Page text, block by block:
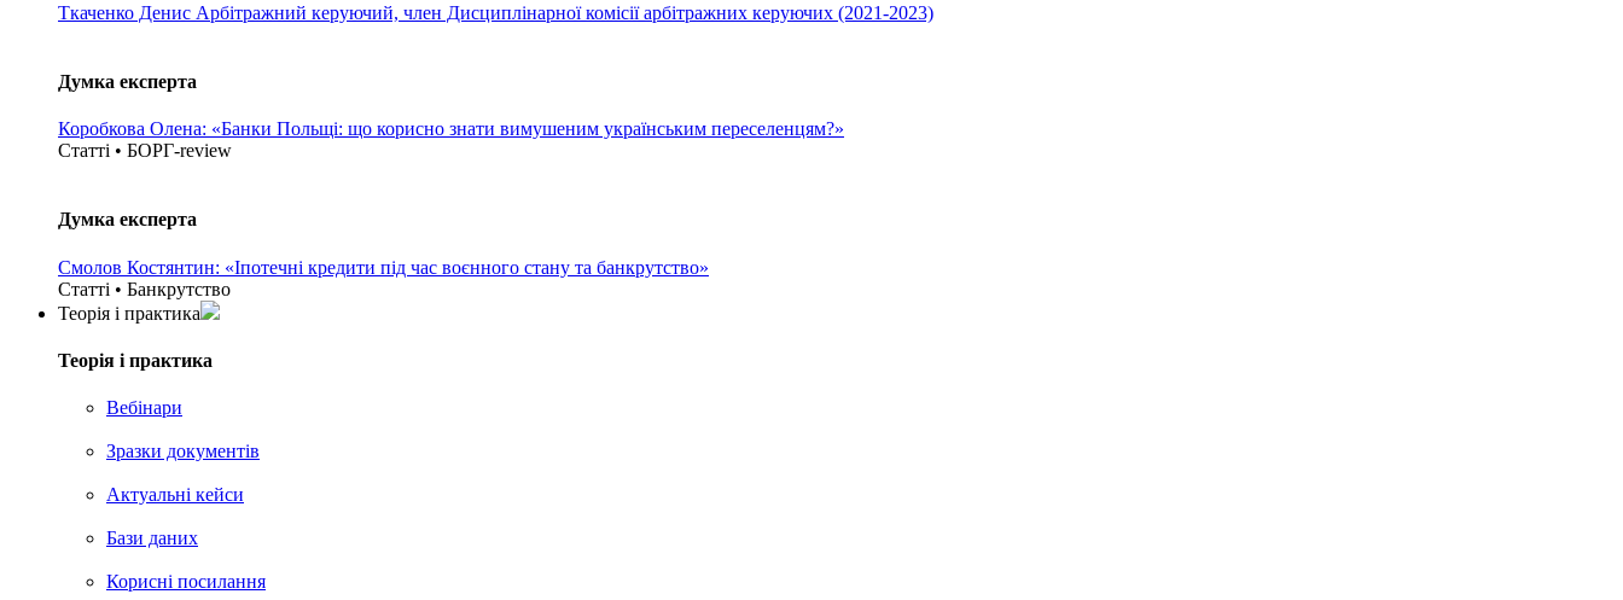
Ткаченко Денис Арбітражний керуючий, член Дисциплінарної комісії арбітражних керуючих (2021-2023)
Думка експерта
Коробкова Олена: «Банки Польщі: що корисно знати вимушеним українським переселенцям?»
Статті • БОРГ-review
Думка експерта
Смолов Костянтин: «Іпотечні кредити під час воєнного стану та банкрутство»
Статті • Банкрутство
Теорія i практика
Теорія i практика
Вебінари
Зразки документів
Актуальні кейси
Бази даних
Корисні посилання